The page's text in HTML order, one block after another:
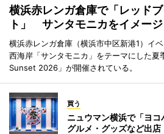
横浜赤レンガ倉庫で「レッド
ト」 サンタモニカをイメー
横浜赤レンガ倉庫（横浜市中区新港1）イ
西海岸「サンタモニカ」をテーマにした
Sunset 2026」が開催されている。
買う
ニュウマン横浜で「ヨ
グルメ・グッズなど出店